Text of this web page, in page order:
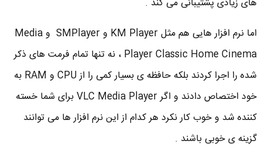
های زیادی پشتیبانی می کند .
اما نرم افزار هایی هم مثل KM Player و SMPlayer و Media
Player Classic Home Cinema ، نه تنها تمام فرمت های ذکر
شده را اجرا کردند بلکه حافظه ی بسیار کمی را از CPU و RAM به
خود اختصاص دادند و اگر VLC Media Player برای شما خسته
کننده شد و خوب کار نکرد هر کدام از این نرم افزار ها می توانند
گزینه ی خوبی باشند .